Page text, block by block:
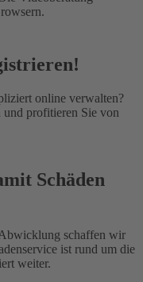
online verwalten?
profitieren Sie von
Schäden
schaffen wir
ist rund um die
weiter.